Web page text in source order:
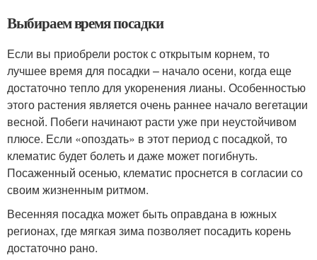
Выбираем время посадки
Если вы приобрели росток с открытым корнем, то
лучшее время для посадки – начало осени, когда еще
достаточно тепло для укоренения лианы. Особенностью
этого растения является очень раннее начало вегетации
весной. Побеги начинают расти уже при неустойчивом
плюсе. Если «опоздать» в этот период с посадкой, то
клематис будет болеть и даже может погибнуть.
Посаженный осенью, клематис проснется в согласии со
своим жизненным ритмом.
Весенняя посадка может быть оправдана в южных
регионах, где мягкая зима позволяет посадить корень
достаточно рано.